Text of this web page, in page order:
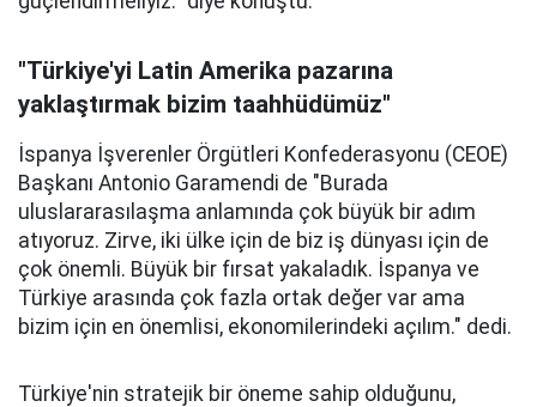
"Türkiye'yi Latin Amerika pazarına
yaklaştırmak bizim taahhüdümüz"
İspanya İşverenler Örgütleri Konfederasyonu (CEOE)
Başkanı Antonio Garamendi de "Burada
uluslararasılaşma anlamında çok büyük bir adım
atıyoruz. Zirve, iki ülke için de biz iş dünyası için de
çok önemli. Büyük bir fırsat yakaladık. İspanya ve
Türkiye arasında çok fazla ortak değer var ama
bizim için en önemlisi, ekonomilerindeki açılım." dedi.
Türkiye'nin stratejik bir öneme sahip olduğunu,